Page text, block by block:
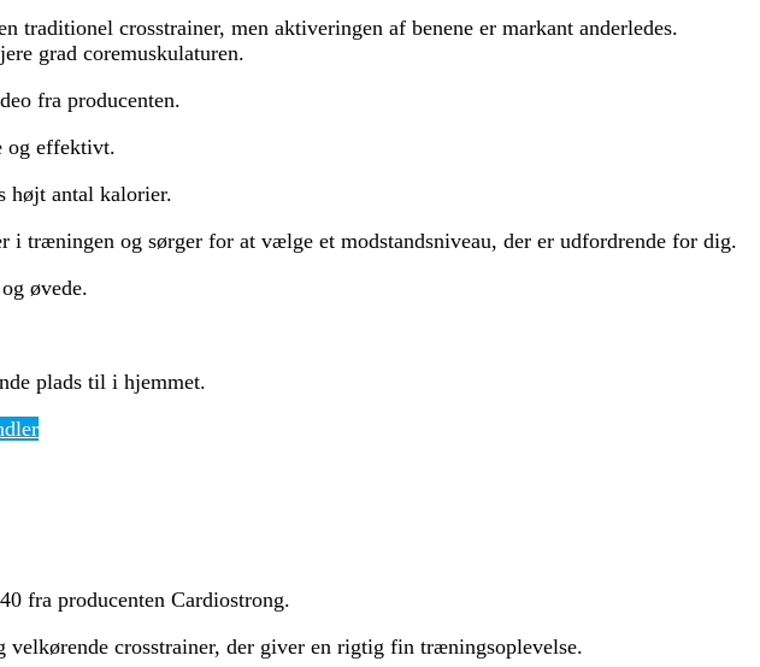
traditionel crosstrainer, men aktiveringen af benene er markant anderledes.
grad coremuskulaturen.
fra producenten.
og effektivt.
højt antal kalorier.
og sørger for at vælge et modstandsniveau, der er udfordrende for dig.
øvede.
plads til i hjemmet.
fra producenten Cardiostrong.
crosstrainer, der giver en rigtig fin træningsoplevelse.